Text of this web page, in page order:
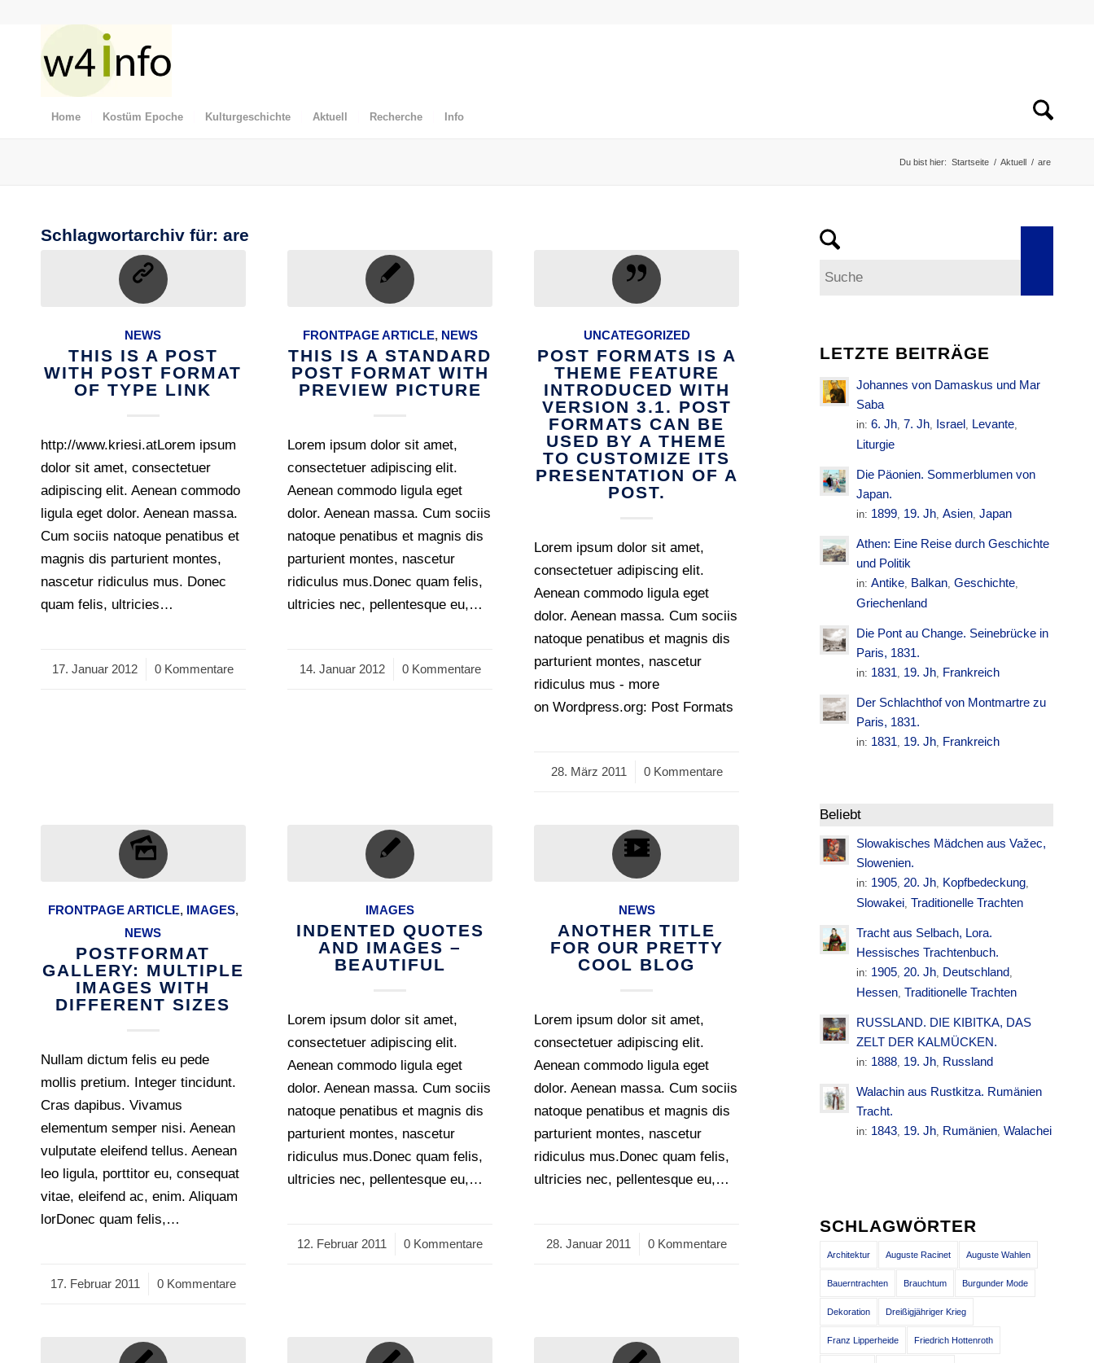
Home Kostüm Epoche Kulturgeschichte Aktuell Recherche Info
Du bist hier: Startseite / Aktuell / are
Schlagwortarchiv für: are
NEWS
THIS IS A POST
WITH POST FORMAT
OF TYPE LINK
http://www.kriesi.atLorem ipsum
dolor sit amet, consectetuer
adipiscing elit. Aenean commodo
ligula eget dolor. Aenean massa.
Cum sociis natoque penatibus et
magnis dis parturient montes,
nascetur ridiculus mus. Donec
quam felis, ultricies…
17. Januar 2012
/ 0 Kommentare
FRONTPAGE ARTICLE, NEWS
THIS IS A STANDARD
POST FORMAT WITH
PREVIEW PICTURE
Lorem ipsum dolor sit amet,
consectetuer adipiscing elit.
Aenean commodo ligula eget
dolor. Aenean massa. Cum sociis
natoque penatibus et magnis dis
parturient montes, nascetur
ridiculus mus.Donec quam felis,
ultricies nec, pellentesque eu,…
14. Januar 2012
/ 0 Kommentare
UNCATEGORIZED
POST FORMATS IS A
THEME FEATURE
INTRODUCED WITH
VERSION 3.1. POST
FORMATS CAN BE
USED BY A THEME
TO CUSTOMIZE ITS
PRESENTATION OF A
POST.
Lorem ipsum dolor sit amet,
consectetuer adipiscing elit.
Aenean commodo ligula eget
dolor. Aenean massa. Cum sociis
natoque penatibus et magnis dis
parturient montes, nascetur
ridiculus mus - more
on Wordpress.org: Post Formats
28. März 2011
/ 0 Kommentare
FRONTPAGE ARTICLE, IMAGES,
NEWS
POSTFORMAT
GALLERY: MULTIPLE
IMAGES WITH
DIFFERENT SIZES
Nullam dictum felis eu pede
mollis pretium. Integer tincidunt.
Cras dapibus. Vivamus
elementum semper nisi. Aenean
vulputate eleifend tellus. Aenean
leo ligula, porttitor eu, consequat
vitae, eleifend ac, enim. Aliquam
lorDonec quam felis,…
17. Februar 2011
/ 0 Kommentare
IMAGES
INDENTED QUOTES
AND IMAGES –
BEAUTIFUL
Lorem ipsum dolor sit amet,
consectetuer adipiscing elit.
Aenean commodo ligula eget
dolor. Aenean massa. Cum sociis
natoque penatibus et magnis dis
parturient montes, nascetur
ridiculus mus.Donec quam felis,
ultricies nec, pellentesque eu,…
12. Februar 2011
/ 0 Kommentare
NEWS
ANOTHER TITLE
FOR OUR PRETTY
COOL BLOG
Lorem ipsum dolor sit amet,
consectetuer adipiscing elit.
Aenean commodo ligula eget
dolor. Aenean massa. Cum sociis
natoque penatibus et magnis dis
parturient montes, nascetur
ridiculus mus.Donec quam felis,
ultricies nec, pellentesque eu,…
28. Januar 2011
/ 0 Kommentare
LETZTE BEITRÄGE
Johannes von Damaskus und Mar
Saba
in:6. Jh, 7. Jh, Israel, Levante,
Liturgie
Die Päonien. Sommerblumen von
Japan.
in: 1899, 19. Jh,Asien,Japan
Athen: Eine Reise durch Geschichte
und Politik
in:Antike, Balkan,Geschichte,
Griechenland
Die Pont au Change. Seinebrücke in
Paris, 1831.
in: 1831, 19. Jh, Frankreich
Der Schlachthof von Montmartre zu
Paris, 1831.
in: 1831, 19. Jh, Frankreich
Beliebt
Slowakisches Mädchen aus Važec,
Slowenien.
in: 1905,20. Jh, Kopfbedeckung,
Slowakei, Traditionelle Trachten
Tracht aus Selbach, Lora.
Hessisches Trachtenbuch.
in: 1905,20. Jh, Deutschland,
Hessen, Traditionelle Trachten
RUSSLAND. DIE KIBITKA, DAS
ZELT DER KALMÜCKEN.
in: 1888, 19. Jh, Russland
Walachin aus Rustkitza. Rumänien
Tracht.
in: 1843, 19. Jh, Rumänien,Walachei
SCHLAGWÖRTER
Architektur Auguste Racinet Auguste Wahlen
Bauerntrachten Brauchtum Burgunder Mode
Dekoration Dreißigjähriger Krieg
Franz Lipperheide Friedrich Hottenroth